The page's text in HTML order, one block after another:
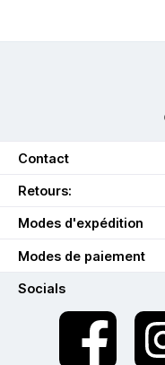
Contact
Retours:
Modes d'expédition
Modes de paiement
Socials